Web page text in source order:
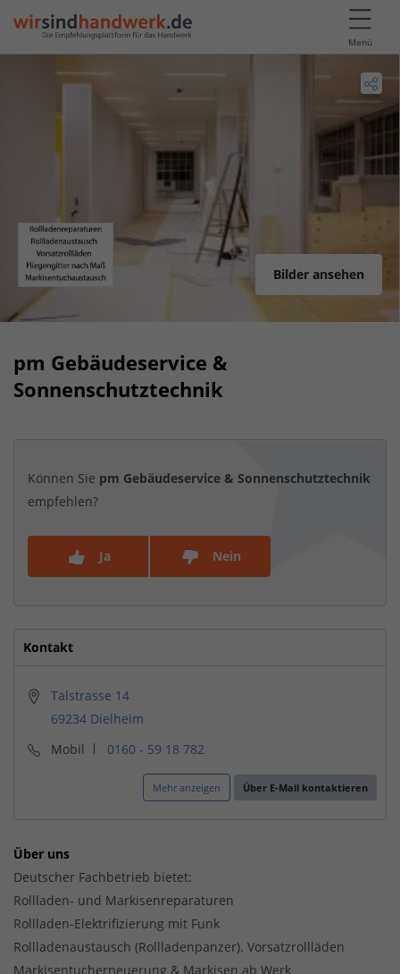
Menü
Bilder ansehen
pm Gebäudeservice &
Sonnenschutztechnik
Können Sie pm Gebäudeservice & Sonnenschutztechnik
empfehlen?
Ja Nein
Kontakt
Talstrasse 14
69234 Dielheim
Mobil
0160 - 59 18 782
Mehr anzeigen Über E-Mail kontaktieren
Über uns
Deutscher Fachbetrieb bietet:
Rollladen- und Markisenreparaturen
Rollladen-Elektrifizierung mit Funk
Rollladenaustausch (Rollladenpanzer). Vorsatzrollläden
Markisentucherneuerung & Markisen ab Werk